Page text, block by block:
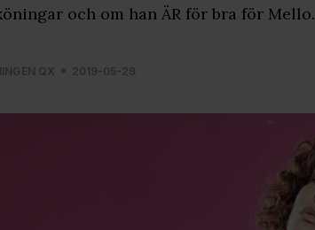
och om han ÄR för bra för Mello.
QX 2019-05-29